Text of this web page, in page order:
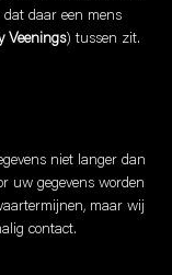
dat daar een mens
Veenings) tussen zit.
niet langer dan
uw gegevens worden
maar wij
contact.